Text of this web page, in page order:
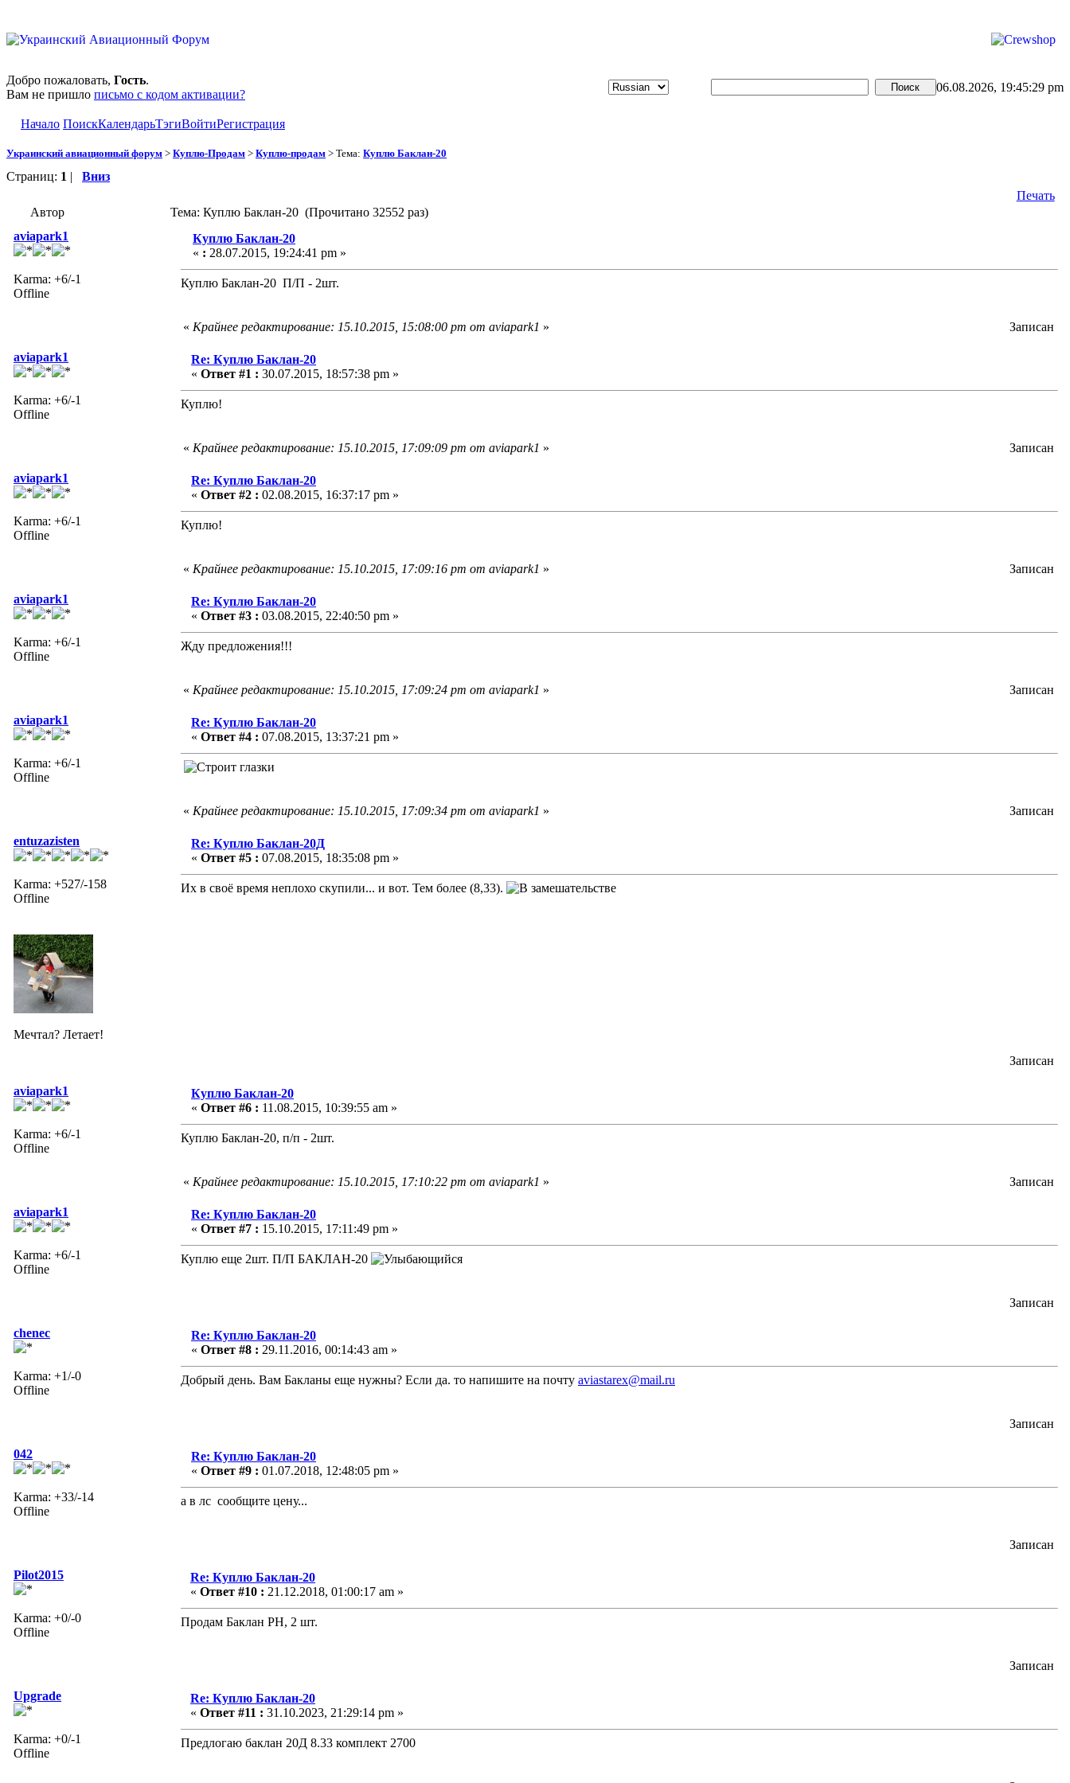
Добро пожаловать, Гость.
Вам не пришло письмо с кодом активации?
06.08.2026, 19:45:29 pm
Начало ПоискКалендарьТэгиВойтиРегистрация
Украинский авиационный форум > Куплю-Продам > Куплю-продам > Тема: Куплю Баклан-20
Страниц: 1 | Вниз
Печать
Автор
Тема: Куплю Баклан-20 (Прочитано 32552 раз)
aviapark1
Karma: +6/-1
Offline
Куплю Баклан-20
« : 28.07.2015, 19:24:41 pm »
Куплю Баклан-20 П/П - 2шт.
« Крайнее редактирование: 15.10.2015, 15:08:00 pm от aviapark1 » Записан
aviapark1
Karma: +6/-1
Offline
Re: Куплю Баклан-20
« Ответ #1 : 30.07.2015, 18:57:38 pm »
Куплю!
« Крайнее редактирование: 15.10.2015, 17:09:09 pm от aviapark1 » Записан
aviapark1
Karma: +6/-1
Offline
Re: Куплю Баклан-20
« Ответ #2 : 02.08.2015, 16:37:17 pm »
Куплю!
« Крайнее редактирование: 15.10.2015, 17:09:16 pm от aviapark1 » Записан
aviapark1
Karma: +6/-1
Offline
Re: Куплю Баклан-20
« Ответ #3 : 03.08.2015, 22:40:50 pm »
Жду предложения!!!
« Крайнее редактирование: 15.10.2015, 17:09:24 pm от aviapark1 » Записан
aviapark1
Karma: +6/-1
Offline
Re: Куплю Баклан-20
« Ответ #4 : 07.08.2015, 13:37:21 pm »
« Крайнее редактирование: 15.10.2015, 17:09:34 pm от aviapark1 » Записан
entuzazisten
Karma: +527/-158
Offline
Мечтал? Летает!
Re: Куплю Баклан-20Д
« Ответ #5 : 07.08.2015, 18:35:08 pm »
Их в своё время неплохо скупили... и вот. Тем более (8,33).
Записан
aviapark1
Karma: +6/-1
Offline
Куплю Баклан-20
« Ответ #6 : 11.08.2015, 10:39:55 am »
Куплю Баклан-20, п/п - 2шт.
« Крайнее редактирование: 15.10.2015, 17:10:22 pm от aviapark1 » Записан
aviapark1
Karma: +6/-1
Offline
Re: Куплю Баклан-20
« Ответ #7 : 15.10.2015, 17:11:49 pm »
Куплю еще 2шт. П/П БАКЛАН-20
Записан
chenec
Karma: +1/-0
Offline
Re: Куплю Баклан-20
« Ответ #8 : 29.11.2016, 00:14:43 am »
Добрый день. Вам Бакланы еще нужны? Если да. то напишите на почту aviastarex@mail.ru
Записан
042
Karma: +33/-14
Offline
Re: Куплю Баклан-20
« Ответ #9 : 01.07.2018, 12:48:05 pm »
а в лс сообщите цену...
Записан
Pilot2015
Karma: +0/-0
Offline
Re: Куплю Баклан-20
« Ответ #10 : 21.12.2018, 01:00:17 am »
Продам Баклан РН, 2 шт.
Записан
Upgrade
Karma: +0/-1
Offline
Re: Куплю Баклан-20
« Ответ #11 : 31.10.2023, 21:29:14 pm »
Предлогаю баклан 20Д 8.33 комплект 2700